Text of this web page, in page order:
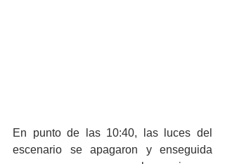
En punto de las 10:40, las luces del
escenario se apagaron y enseguida